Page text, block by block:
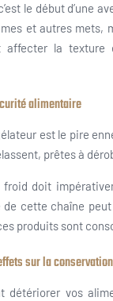
le début d’une
et autres
affecter la
alimentaire
est le pire
prêtes à
doit
cette chaîne
produits sont
sur la conservation
détériorer vos